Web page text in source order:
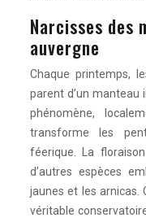
Narcisses des
auvergne
Chaque printemps,
parent d’un manteau
phénomène,
transforme les
féerique. La
d’autres espèces
jaunes et les arnicas.
véritable